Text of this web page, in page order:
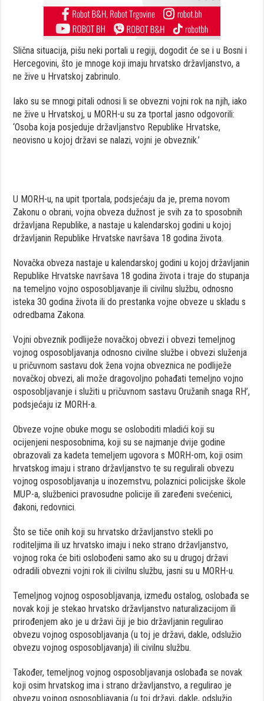
Slična situacija, pišu neki portali u regiji, dogodit će se i u Bosni i
Hercegovini, što je mnoge koji imaju hrvatsko državljanstvo, a
ne žive u Hrvatskoj zabrinulo.
Iako su se mnogi pitali odnosi li se obvezni vojni rok na njih, iako
ne žive u Hrvatskoj, u MORH-u su za tportal jasno odgovorili:
‘Osoba koja posjeduje državljanstvo Republike Hrvatske,
neovisno u kojoj državi se nalazi, vojni je obveznik.’
U MORH-u, na upit tportala, podsjećaju da je, prema novom
Zakonu o obrani, vojna obveza dužnost je svih za to sposobnih
državljana Republike, a nastaje u kalendarskoj godini u kojoj
državljanin Republike Hrvatske navršava 18 godina života.
Novačka obveza nastaje u kalendarskoj godini u kojoj državljanin
Republike Hrvatske navršava 18 godina života i traje do stupanja
na temeljno vojno osposobljavanje ili civilnu službu, odnosno
isteka 30 godina života ili do prestanka vojne obveze u skladu s
odredbama Zakona.
Vojni obveznik podliježe novačkoj obvezi i obvezi temeljnog
vojnog osposobljavanja odnosno civilne službe i obvezi služenja
u pričuvnom sastavu dok žena vojna obveznica ne podliježe
novačkoj obvezi, ali može dragovoljno pohađati temeljno vojno
osposobljavanje i služiti u pričuvnom sastavu Oružanih snaga RH’,
podsjećaju iz MORH-a.
Obveze vojne obuke mogu se osloboditi mladići koji su
ocijenjeni nesposobnima, koji su se najmanje dvije godine
obrazovali za kadeta temeljem ugovora s MORH-om, koji osim
hrvatskog imaju i strano državljanstvo te su regulirali obvezu
vojnog osposobljavanja u inozemstvu, polaznici policijske škole
MUP-a, službenici pravosudne policije ili zaređeni svećenici,
đakoni, redovnici.
Što se tiče onih koji su hrvatsko državljanstvo stekli po
roditeljima ili uz hrvatsko imaju i neko strano državljanstvo,
vojnog roka će biti oslobođeni samo ako su u drugoj državi
odradili obvezni vojni rok ili civilnu službu, jasni su u MORH-u.
Temeljnog vojnog osposobljavanja, između ostalog, oslobađa se
novak koji je stekao hrvatsko državljanstvo naturalizacijom ili
prirođenjem ako je u državi čiji je bio državljanin regulirao
obvezu vojnog osposobljavanja (u toj je državi, dakle, odslužio
obvezu vojnog osposobljavanja) ili civilnu službu.
Također, temeljnog vojnog osposobljavanja oslobađa se novak
koji osim hrvatskog ima i strano državljanstvo, a regulirao je
obvezu vojnog osposobljavanja (u toj državi, dakle, odslužio